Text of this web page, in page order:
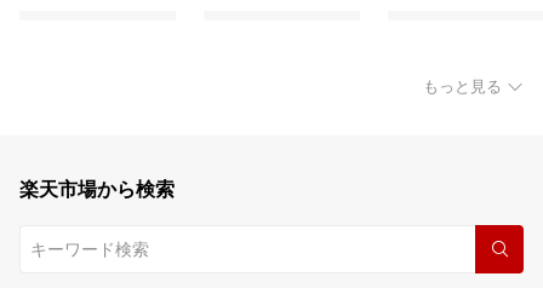
もっと見る
楽天市場から検索